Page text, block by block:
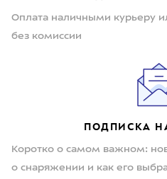
Оплата наличными курьеру
без комиссии
ПОДПИСКА
Коротко о самом важном:
о снаряжении и как его